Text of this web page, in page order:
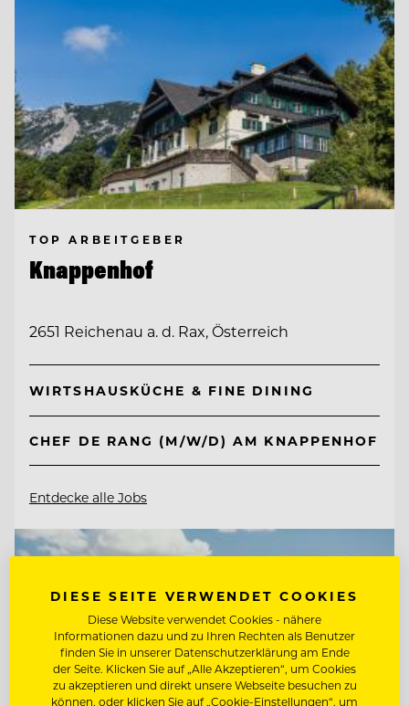
TOP ARBEITGEBER
Knappenhof
2651 Reichenau a. d. Rax, Österreich
WIRTSHAUSKÜCHE & FINE DINING
CHEF DE RANG (M/W/D) AM KNAPPENHOF
Entdecke alle Jobs
DIESE SEITE VERWENDET COOKIES
Diese Website verwendet Cookies - nähere
Informationen dazu und zu Ihren Rechten als Benutzer
finden Sie in unserer Datenschutzerklärung am Ende
der Seite. Klicken Sie auf „Alle Akzeptieren“, um Cookies
zu akzeptieren und direkt unsere Webseite besuchen zu
können, oder klicken Sie auf „Cookie-Einstellungen“, um